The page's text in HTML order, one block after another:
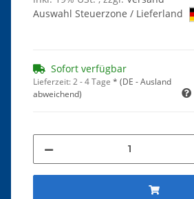
Auswahl Steuerzone / Lieferland
Sofort verfügbar
Lieferzeit:2 - 4 Tage * (DE - Ausland
abweichend)